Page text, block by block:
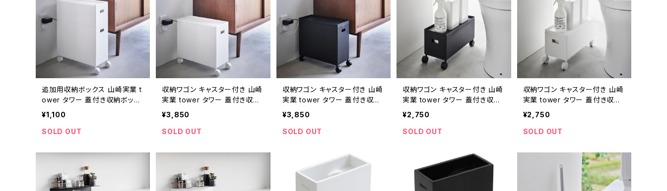
追加用収納ボックス 山崎実業 t
ower タワー 蓋付き収納ボック
スワゴン用追加ボックス S ホワ
イト
¥1,100
SOLD OUT
収納ワゴン キャスター付き 山崎
実業 tower タワー 蓋付き収納
ボックスワゴン L ホワイト
¥3,850
SOLD OUT
収納ワゴン キャスター付き 山崎
実業 tower タワー 蓋付き収納
ボックスワゴン L ブラック
¥3,850
SOLD OUT
収納ワゴン キャスター付き 山崎
実業 tower タワー 蓋付き収納
ボックスワゴン S ブラック
¥2,750
SOLD OUT
収納ワゴン キャスター付き 山崎
実業 tower タワー 蓋付き収納
ボックスワゴン S ホワイト
¥2,750
SOLD OUT